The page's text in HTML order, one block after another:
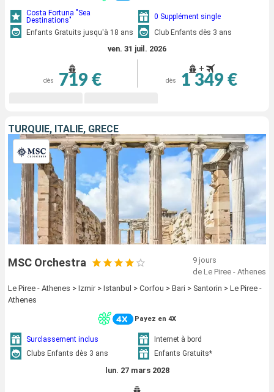
Costa Fortuna "Sea
Destinations"
0 Supplément single
Enfants Gratuits jusqu'à 18 ans
Club Enfants dès 3 ans
ven. 31 juil. 2026
dès 719 €
+
dès 1 349 €
TURQUIE, ITALIE, GRÈCE
MSC Orchestra
9 jours
de Le Piree - Athenes
Le Piree - Athenes > Izmir > Istanbul > Corfou > Bari > Santorin > Le Piree -
Athenes
Payez en 4X
Surclassement inclus
Internet à bord
Clubs Enfants dès 3 ans
Enfants Gratuits*
lun. 27 mars 2028